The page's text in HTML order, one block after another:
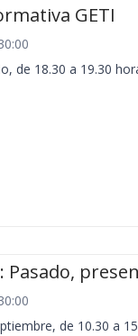
GETI
de 18.30 a 19.30
Pasado,
de 10.30 a